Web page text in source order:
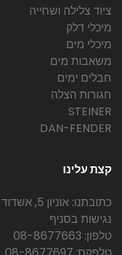
ציוד צלילה ושחייה
מיכלי דלק
מיכלי מים
משאבות מים
חבלים ימים
חגורות הצלה
STEINER
DAN-FENDER
קצת עלינו
כתובתנו: אוניון 5, אשדוד
נגישות בסניף
טלפון: 08-8677663